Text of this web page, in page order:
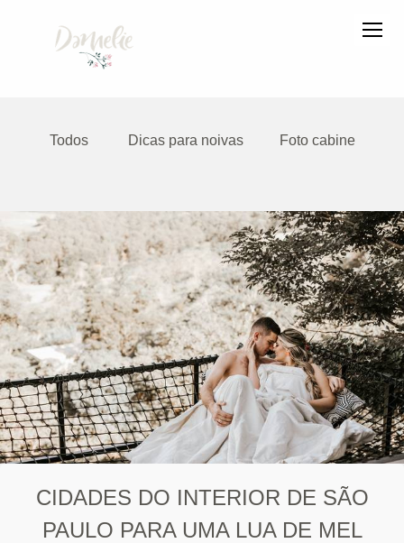
Todos Dicas para noivas Foto cabine
CIDADES DO INTERIOR DE SÃO
PAULO PARA UMA LUA DE MEL